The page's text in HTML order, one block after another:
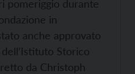
pomeriggio durante
in
anche approvato
Storico
da Christoph